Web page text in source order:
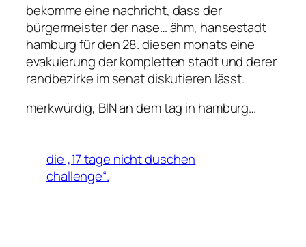
bekomme eine nachricht, dass der
bürgermeister der nase… ähm, hansestadt
hamburg für den 28. diesen monats eine
evakuierung der kompletten stadt und derer
randbezirke im senat diskutieren lässt.
merkwürdig, BIN an dem tag in hamburg…
die „17 tage nicht duschen
challenge“.